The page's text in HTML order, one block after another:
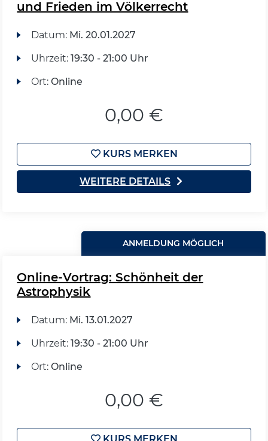
und Frieden im Völkerrecht
Datum: Mi. 20.01.2027
Uhrzeit: 19:30 - 21:00 Uhr
Ort: Online
0,00 €
KURS MERKEN
WEITERE DETAILS
ANMELDUNG MÖGLICH
Online-Vortrag: Schönheit der
Astrophysik
Datum: Mi. 13.01.2027
Uhrzeit: 19:30 - 21:00 Uhr
Ort: Online
0,00 €